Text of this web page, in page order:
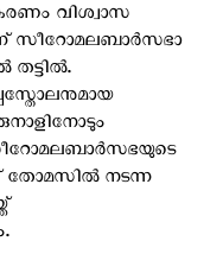
വിശ്വാസ
സീറോമലബാർസഭാ
തോമസിൽ നടന്ന